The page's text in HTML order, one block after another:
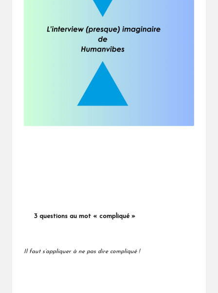
3 questions au mot « compliqué »
Il faut s’appliquer à ne pas dire compliqué !